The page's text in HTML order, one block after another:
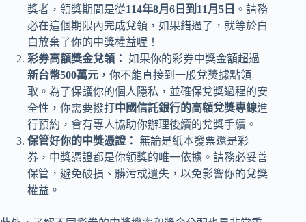
獎者，領獎期間是從114年8月6日到11月5日 。請務
必在這個期限內完成兌領，如果錯過了，就等於白
白放棄了你的中獎權益喔！
彩券高額獎金兌領： 如果你的彩券中獎金額超過
新台幣500萬元 ，你不能直接到一般兌獎據點領
取。為了保護你的個人隱私，並確保兌獎過程的安
全性，你需要撥打中國信託銀行的高額兌獎專線進
行預約，會有專人協助你辦理後續的兌獎手續。
保管好你的中獎憑證： 無論是紙本發票還是彩
券，中獎憑證都是你領獎的唯一依據。請務必妥善
保管，避免破損、髒污或遺失，以免影響你的兌獎
權益。